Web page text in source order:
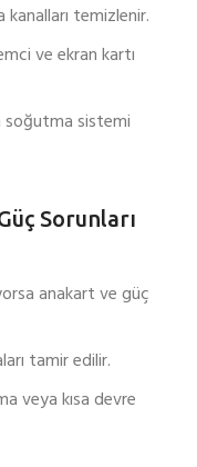
kanalları temizlenir.
ve ekran kartı
soğutma sistemi
Sorunları
anakart ve güç
tamir edilir.
veya kısa devre